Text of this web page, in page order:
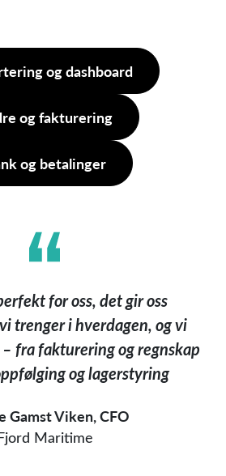
og dashboard
og fakturering
og betalinger
for oss, det gir oss
trenger i hverdagen, og vi
fra fakturering og regnskap
og lagerstyring
Gamst Viken, CFO
Maritime